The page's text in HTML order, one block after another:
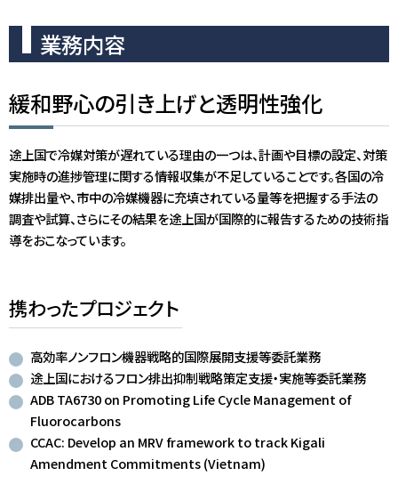
業務内容
緩和野心の引き上げと透明性強化
途上国で冷媒対策が遅れている理由の一つは、計画や目標の設定、対策
実施時の進捗管理に関する情報収集が不足していることです。各国の冷
媒排出量や、市中の冷媒機器に充填されている量等を把握する手法の
調査や試算、さらにその結果を途上国が国際的に報告するための技術指
導をおこなっています。
携わったプロジェクト
高効率ノンフロン機器戦略的国際展開支援等委託業務
途上国におけるフロン排出抑制戦略策定支援・実施等委託業務
ADB TA6730 on Promoting Life Cycle Management of
Fluorocarbons
CCAC: Develop an MRV framework to track Kigali
Amendment Commitments (Vietnam)